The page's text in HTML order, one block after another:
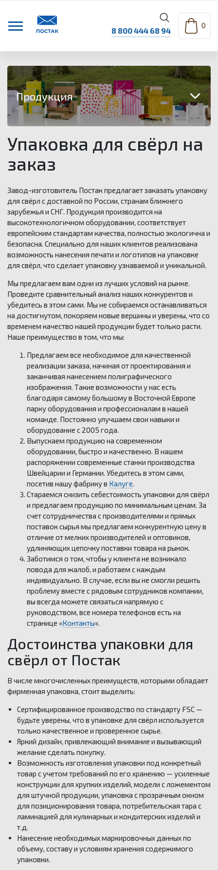
8 800 444 68 94 0
Продукция
Картонные коробки
Конверты
Курьерские пакеты
Пакеты с воздушной подушкой
Почтовая упаковка
Самоклеящиеся карманы
Специальные пакеты на полимерной основе
Картонная упаковка на заказ
Упаковка для свёрл на
заказ
Завод-изготовитель Постак предлагает заказать упаковку
для свёрл с доставкой по России, странам ближнего
зарубежья и СНГ. Продукция производится на
высокотехнологичном оборудовании, соответствует
европейским стандартам качества, полностью экологична и
безопасна. Специально для наших клиентов реализована
возможность нанесения печати и логотипов на упаковке
для свёрл, что сделает упаковку узнаваемой и уникальной.
Мы предлагаем вам одни из лучших условий на рынке.
Проведите сравнительный анализ наших конкурентов и
убедитесь в этом сами. Мы не собираемся останавливаться
на достигнутом, покоряем новые вершины и уверены, что со
временем качество нашей продукции будет только расти.
Наше преимущество в том, что мы:
Предлагаем все необходимое для качественной
реализации заказа, начиная от проектирования и
заканчивая нанесением полиграфического
изображения. Такие возможности у нас есть
благодаря самому большому в Восточной Европе
парку оборудования и профессионалам в нашей
команде. Постоянно улучшаем свои навыки и
оборудование с 2005 года.
Выпускаем продукцию на современном
оборудовании, быстро и качественно. В нашем
распоряжении современные станки производства
Швейцарии и Германии. Убедитесь в этом сами,
посетив нашу фабрику в Калуге
Стараемся снизить себестоимость упаковки для свёрл
и предлагаем продукцию по минимальным ценам. За
счет сотрудничества с производителями и прямых
поставок сырья мы предлагаем конкурентную цену в
отличие от мелких производителей и оптовиков,
удлиняющих цепочку поставки товара на рынок.
Заботимся о том, чтобы у клиента не возникало
повода для жалоб, и работаем с каждым
индивидуально. В случае, если вы не смогли решить
проблему вместе с рядовым сотрудников компании,
вы всегда можете связаться напрямую с
руководством, все номера телефонов есть на
странице «Контакты«.
Достоинства упаковки для
свёрл от Постак
В числе многочисленных преимуществ, которыми обладает
фирменная упаковка, стоит выделить:
Сертифицированное производство по стандарту FSC —
будьте уверены, что в упаковке для свёрл используется
только качественное и проверенное сырье.
Яркий дизайн, привлекающий внимание и вызывающий
желание сделать покупку.
Возможность изготовления упаковки под конкретный
товар с учетом требований по его хранению — усиленные
конструкции для хрупких изделий, модели с ложементом
для штучной продукции, упаковка с прозрачным окном
для позиционирования товара, потребительская тара с
ламинацией для кулинарных и кондитерских изделий и
т.д.
Нанесение необходимых маркировочных данных по
объему, составу и условиям хранения содержимого
упаковки.